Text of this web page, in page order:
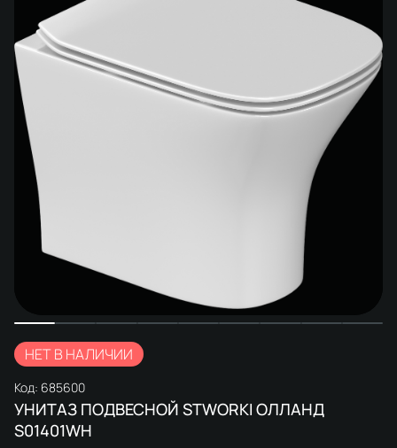
НЕТ В НАЛИЧИИ
Код: 685600
УНИТАЗ ПОДВЕСНОЙ STWORKI ОЛЛАНД
S01401WH